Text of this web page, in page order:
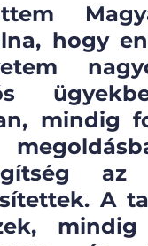
hogy
mindig
A